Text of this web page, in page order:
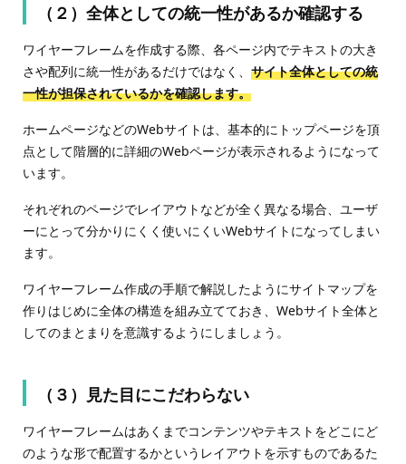
（２）全体としての統一性があるか確認する
ワイヤーフレームを作成する際、各ページ内でテキストの大き
さや配列に統一性があるだけではなく、 サイト全体としての統
一性が担保されているかを確認します。
ホームページなどのWebサイトは、基本的にトップページを頂
点として階層的に詳細のWebページが表示されるようになって
います。
それぞれのページでレイアウトなどが全く異なる場合、ユーザ
ーにとって分かりにくく使いにくいWebサイトになってしまい
ます。
ワイヤーフレーム作成の手順で解説したようにサイトマップを
作りはじめに全体の構造を組み立てておき、Webサイト全体と
してのまとまりを意識するようにしましょう。
（３）見た目にこだわらない
ワイヤーフレームはあくまでコンテンツやテキストをどこにど
のような形で配置するかというレイアウトを示すものであるた